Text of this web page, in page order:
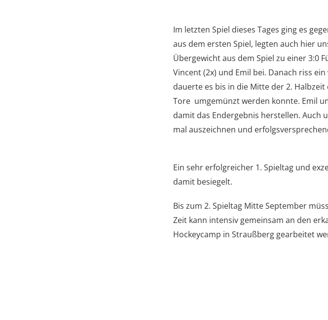
Im letzten Spiel dieses Tages ging es
aus dem ersten Spiel, legten auch hier
Übergewicht aus dem Spiel zu einer 3:0
Vincent (2x) und Emil bei. Danach riss
dauerte es bis in die Mitte der 2.
Tore umgemünzt werden konnte. Emil
damit das Endergebnis herstellen. Auch
mal auszeichnen und
Ein sehr erfolgreicher 1. Spieltag und
damit besiegelt.
Bis zum 2. Spieltag Mitte September
Zeit kann intensiv gemeinsam an den
Hockeycamp in Straußberg gearbeitet